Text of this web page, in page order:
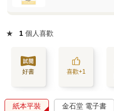
★ 1 個人喜歡
好書 喜歡+1
紙本平裝 金石堂 電子書